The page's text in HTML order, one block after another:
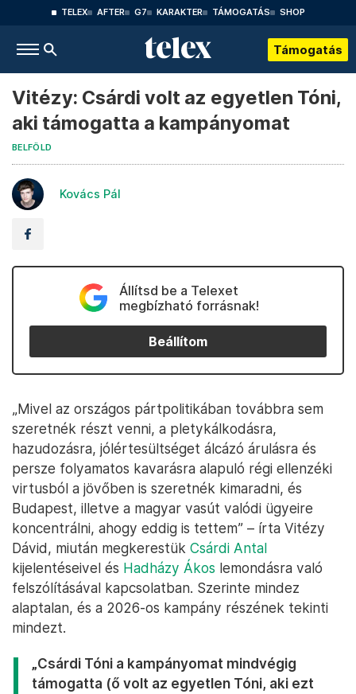
TELEX AFTER G7 KARAKTER TÁMOGATÁS SHOP
Támogatás
Vitézy: Csárdi volt az egyetlen Tóni,
aki támogatta a kampányomat
BELFÖLD
Kovács Pál
Állítsd be a Telexet
megbízható forrásnak!
Beállítom
„Mivel az országos pártpolitikában továbbra sem
szeretnék részt venni, a pletykálkodásra,
hazudozásra, jólértesültséget álcázó árulásra és
persze folyamatos kavarásra alapuló régi ellenzéki
virtusból a jövőben is szeretnék kimaradni, és
Budapest, illetve a magyar vasút valódi ügyeire
koncentrálni, ahogy eddig is tettem” – írta Vitézy
Dávid, miután megkerestük Csárdi Antal
kijelentéseivel és Hadházy Ákos lemondásra való
felszólításával kapcsolatban. Szerinte mindez
alaptalan, és a 2026-os kampány részének tekinti
mindezt.
„Csárdi Tóni a kampányomat mindvégig
támogatta (ő volt az egyetlen Tóni, aki ezt